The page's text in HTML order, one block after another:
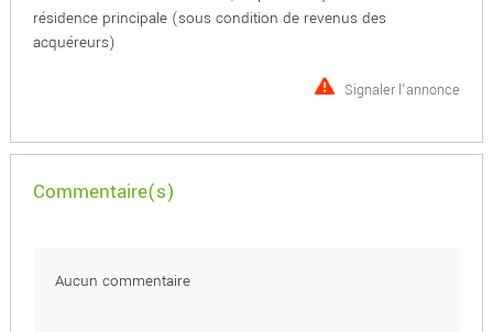
résidence principale (sous condition de revenus des
acquéreurs)
Signaler l'annonce
Commentaire(s)
Aucun commentaire